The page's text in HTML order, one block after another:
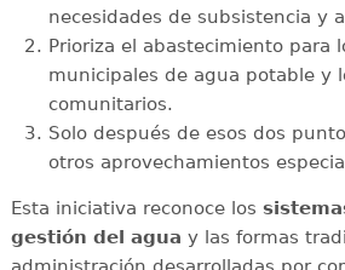
necesidades de subsistencia y
Prioriza el abastecimiento para
municipales de agua potable y
comunitarios.
Solo después de esos dos
otros aprovechamientos
Esta iniciativa reconoce los
gestión del agua y las formas